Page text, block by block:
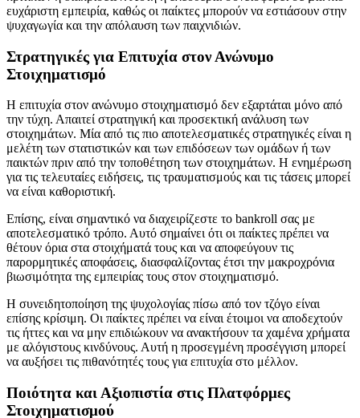
ευχάριστη εμπειρία, καθώς οι παίκτες μπορούν να εστιάσουν στην
ψυχαγωγία και την απόλαυση των παιχνιδιών.
Στρατηγικές για Επιτυχία στον Ανώνυμο
Στοιχηματισμό
Η επιτυχία στον ανώνυμο στοιχηματισμό δεν εξαρτάται μόνο από
την τύχη. Απαιτεί στρατηγική και προσεκτική ανάλυση των
στοιχημάτων. Μία από τις πιο αποτελεσματικές στρατηγικές είναι η
μελέτη των στατιστικών και των επιδόσεων των ομάδων ή των
παικτών πριν από την τοποθέτηση των στοιχημάτων. Η ενημέρωση
για τις τελευταίες ειδήσεις, τις τραυματισμούς και τις τάσεις μπορεί
να είναι καθοριστική.
Επίσης, είναι σημαντικό να διαχειρίζεστε το bankroll σας με
αποτελεσματικό τρόπο. Αυτό σημαίνει ότι οι παίκτες πρέπει να
θέτουν όρια στα στοιχήματά τους και να αποφεύγουν τις
παρορμητικές αποφάσεις, διασφαλίζοντας έτσι την μακροχρόνια
βιωσιμότητα της εμπειρίας τους στον στοιχηματισμό.
Η συνειδητοποίηση της ψυχολογίας πίσω από τον τζόγο είναι
επίσης κρίσιμη. Οι παίκτες πρέπει να είναι έτοιμοι να αποδεχτούν
τις ήττες και να μην επιδιώκουν να ανακτήσουν τα χαμένα χρήματα
με αλόγιστους κινδύνους. Αυτή η προσεγμένη προσέγγιση μπορεί
να αυξήσει τις πιθανότητές τους για επιτυχία στο μέλλον.
Ποιότητα και Αξιοπιστία στις Πλατφόρμες
Στοιχηματισμού